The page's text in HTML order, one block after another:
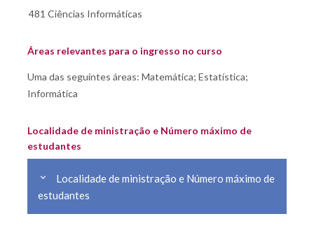
Áreas relevantes para o ingresso no curso
Uma das seguintes áreas: Matemática; Estatística;
Informática
Localidade de ministração e Número máximo de
estudantes
Localidade de ministração e Número máximo de
estudantes